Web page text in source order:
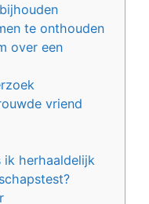
te onthouden
over een
vriend
ik herhaaldelijk